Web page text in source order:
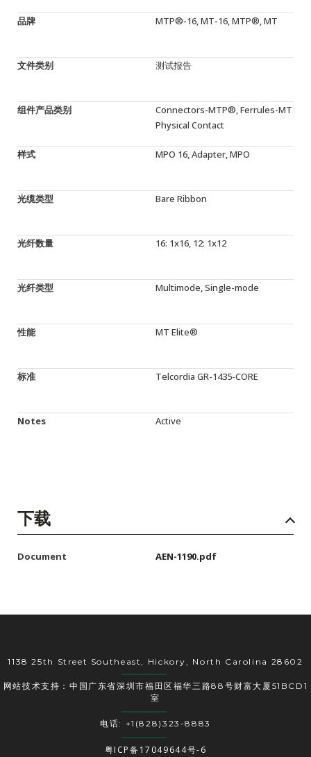
订阅
品牌 MTP®-16, MT-16, MTP®, MT
文件类别 测试报告
组件产品类别
Connectors-MTP®, Ferrules-MT
Physical Contact
样式 MPO 16, Adapter, MPO
光缆类型 Bare Ribbon
光纤数量 16: 1x16, 12: 1x12
光纤类型 Multimode, Single-mode
性能 MT Elite®
标准 Telcordia GR-1435-CORE
Notes Active
下载
Document AEN-1190.pdf
1138 25th Street Southeast, Hickory, North Carolina 28602
网站技术支持：中国广东省深圳市福田区福华三路88号财富大厦51BCD1
室
电话: +1(828)323-8883
粤ICP备17049644号-6